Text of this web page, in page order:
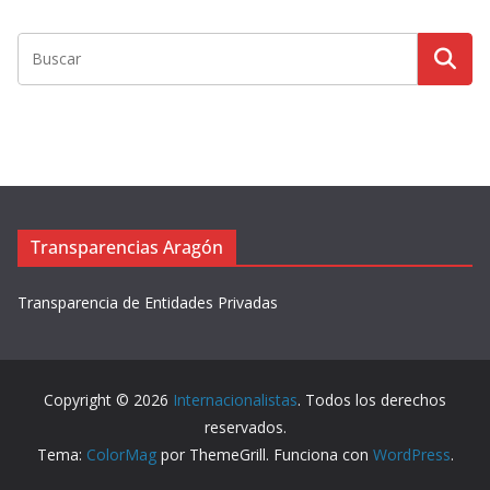
r
e
e
Transparencias Aragón
Transparencia de Entidades Privadas
Copyright © 2026 Internacionalistas. Todos los derechos
reservados.
Tema: ColorMagpor ThemeGrill. Funciona con WordPress.